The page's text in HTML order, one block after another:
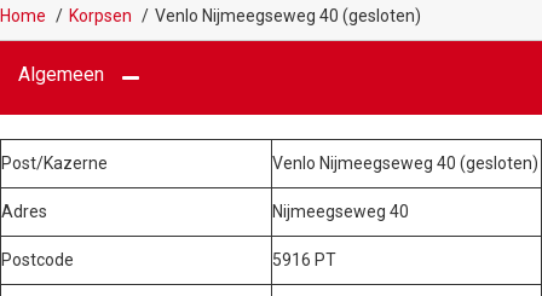
Home Korpsen Venlo Nijmeegseweg 40 (gesloten)
Algemeen
Post/Kazerne Venlo Nijmeegseweg 40 (gesloten)
Adres Nijmeegseweg 40
Postcode 5916 PT